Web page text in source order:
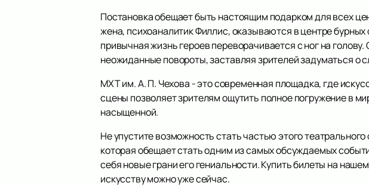
Постановка обещает быть настоящим подарком для всех
жена, психоаналитик Филлис, оказываются в центре
привычная жизнь героев переворачивается с ног на
неожиданные повороты, заставляя зрителей задуматься о
МХТ им. А. П. Чехова - это современная площадка, где
сцены позволяет зрителям ощутить полное погружение в
насыщенной.
Не упустите возможность стать частью этого театрального
которая обещает стать одним из самых обсуждаемых
себя новые грани его гениальности. Купить билеты на
искусству можно уже сейчас.